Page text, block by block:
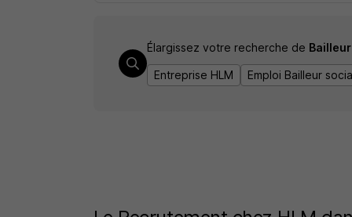
Élargissez votre recherche de
Entreprise HLM Emploi Bailleur